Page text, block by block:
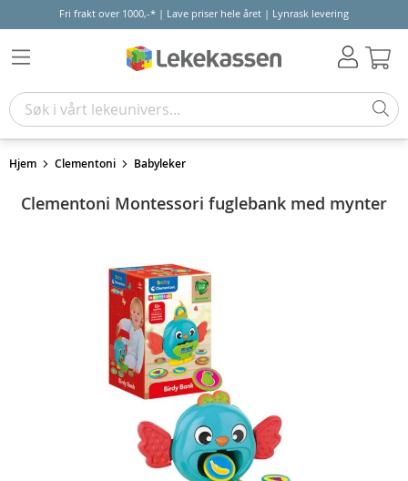
Fri frakt over 1000,-* | Lave priser hele året | Lynrask levering
Hjem Clementoni Babyleker
Clementoni Montessori fuglebank med mynter